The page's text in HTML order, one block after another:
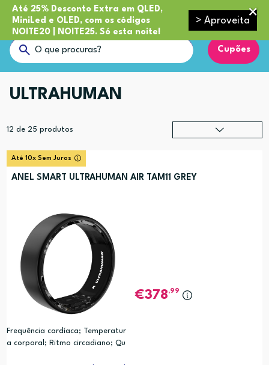
Até 25% Desconto Extra em QLED,
MiniLed e OLED, com os códigos
NOITE20 | NOITE25. Só esta noite!
> Aproveita
Cupões
ULTRAHUMAN
12 de 25 produtos
Até 10x Sem Juros
ANEL SMART ULTRAHUMAN AIR TAM11 GREY
Frequência cardíaca; Temperatur
a corporal; Ritmo circadiano; Qu
378,99